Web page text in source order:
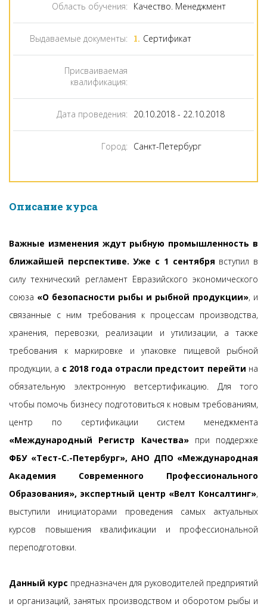
Область обучения: Качество. Менеджмент
Выдаваемые документы: Cертификат
Присваиваемая
квалификация:
Дата проведения: 20.10.2018 - 22.10.2018
Город: Санкт-Петербург
Описание курса
Важные изменения ждут рыбную промышленность в
ближайшей перспективе. Уже с 1 сентября вступил в
силу технический регламент Евразийского экономического
союза «О безопасности рыбы и рыбной продукции», и
связанные с ним требования к процессам производства,
хранения, перевозки, реализации и утилизации, а также
требования к маркировке и упаковке пищевой рыбной
продукции, а с 2018 года отрасли предстоит перейти на
обязательную электронную ветсертификацию. Для того
чтобы помочь бизнесу подготовиться к новым требованиям,
центр по сертификации систем менеджмента
«Международный Регистр Качества»при поддержке
ФБУ «Тест-С.-Петербург», АНО ДПО «Международная
Академия Современного Профессионального
Образования», экспертный центр «Велт Консалтинг»,
выступили инициаторами проведения самых актуальных
курсов повышения квалификации и профессиональной
переподготовки.
Данный курс предназначен для руководителей предприятий
и организаций, занятых производством и оборотом рыбы и